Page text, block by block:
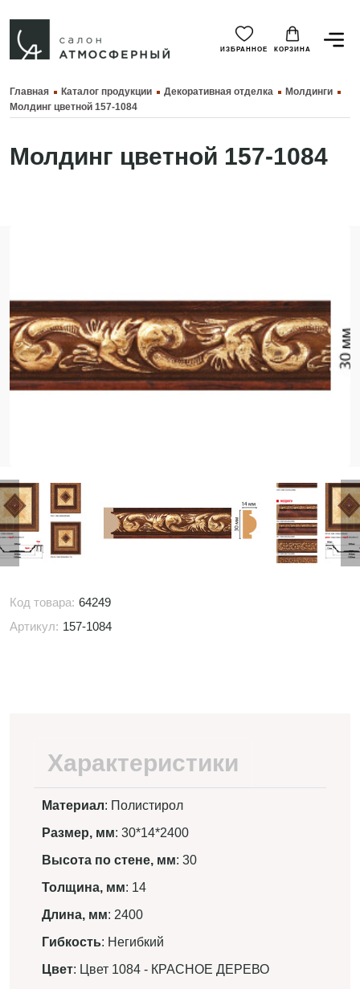
ИЗБРАННОЕ КОРЗИНА
Главная Каталог продукции Декоративная отделка
Молдинги
Молдинг цветной 157-1084
Молдинг цветной 157-1084
Код товара: 64249
Артикул: 157-1084
Характеристики
Материал: Полистирол
Размер, мм: 30*14*2400
Высота по стене, мм: 30
Толщина, мм: 14
Длина, мм: 2400
Гибкость: Негибкий
Цвет: Цвет 1084 - КРАСНОЕ ДЕРЕВО